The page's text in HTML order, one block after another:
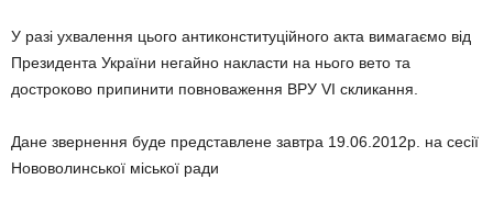
У разі ухвалення цього антиконституційного акта вимагаємо від
Президента України негайно накласти на нього вето та
достроково припинити повноваження ВРУ VI скликання.
Дане звернення буде представлене завтра 19.06.2012р. на сесії
Нововолинської міської ради